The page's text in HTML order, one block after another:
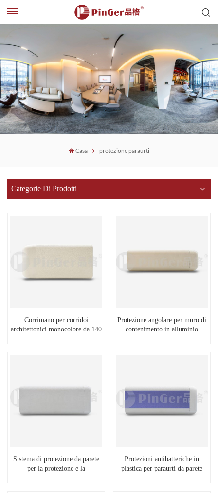
Casa protezione paraurti
Categorie Di Prodotti
Corrimano per corridoi
architettonici monocolore da 140
Protezione angolare per muro di
contenimento in alluminio
Sistema di protezione da parete
per la protezione e la
Protezioni antibatteriche in
plastica per paraurti da parete